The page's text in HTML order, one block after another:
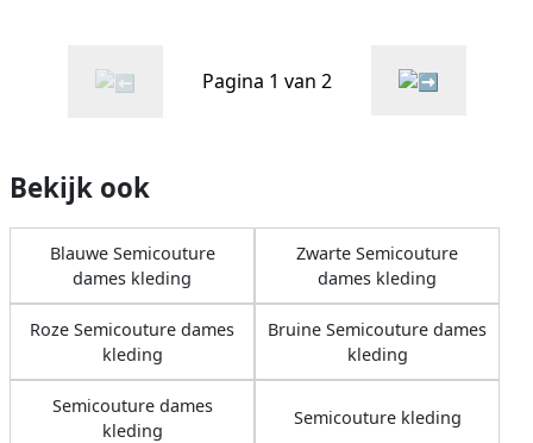
Pagina 1 van 2
Bekijk ook
Blauwe Semicouture
dames kleding
Zwarte Semicouture
dames kleding
Roze Semicouture dames
kleding
Bruine Semicouture dames
kleding
Semicouture dames
kleding
Semicouture kleding